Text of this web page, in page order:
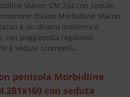
Macon CM.234 con sedute
divano Morbidline Macon
è un divano moderno e
con poggiatesta regolabili
e sedute scorrevoli…
penisola Morbidline
con seduta